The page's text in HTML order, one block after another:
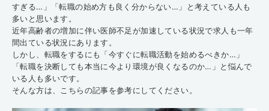
すぎる…」「転職の始め方も良く分からない…」と考えている人も
多いと思います。
近年高齢者の増加に伴い医師不足が加速している状況で求人も一年
間出ている状況にあります。
しかし、転職をするにも「今すぐに転職活動を始めるべきか…」
「転職を決断しても本当に今より環境が良くなるのか…」と悩んで
いる人も多いです。
そんな方は、こちらの記事を参考にしてください。